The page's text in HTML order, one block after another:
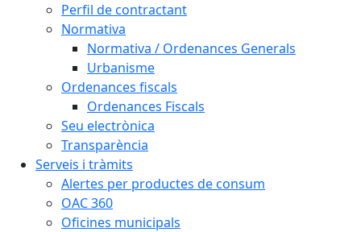
Perfil de contractant
Normativa
Normativa / Ordenances Generals
Urbanisme
Ordenances fiscals
Ordenances Fiscals
Seu electrònica
Transparència
Serveis i tràmits
Alertes per productes de consum
OAC 360
Oficines municipals